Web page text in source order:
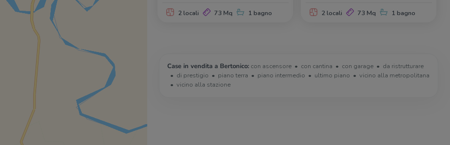
2 locali 73 Mq 1 bagno 2 locali 73 Mq 1 bagno
Case in vendita a Bertonico: con ascensore con cantina con garage
da ristrutturare
di prestigio
piano terra piano intermedio ultimo piano
vicino alla metropolitana
vicino alla stazione